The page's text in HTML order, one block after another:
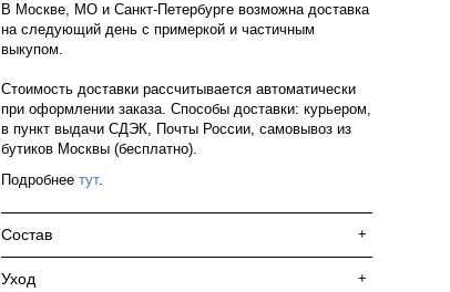
В Москве, МО и Санкт-Петербурге возможна доставка
на следующий день с примеркой и частичным
выкупом.
Стоимость доставки рассчитывается автоматически
при оформлении заказа. Способы доставки: курьером,
в пункт выдачи СДЭК, Почты России, самовывоз из
бутиков Москвы (бесплатно).
Подробнее тут.
Состав +
Уход +